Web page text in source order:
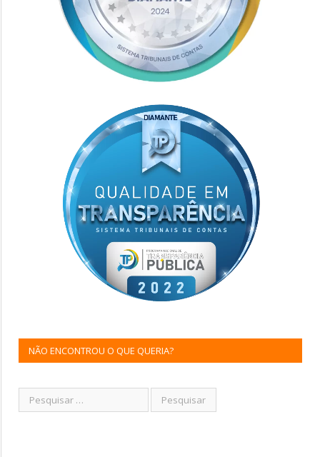
NÃO ENCONTROU O QUE QUERIA?